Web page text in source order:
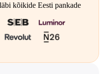
kõikide Eesti pankade